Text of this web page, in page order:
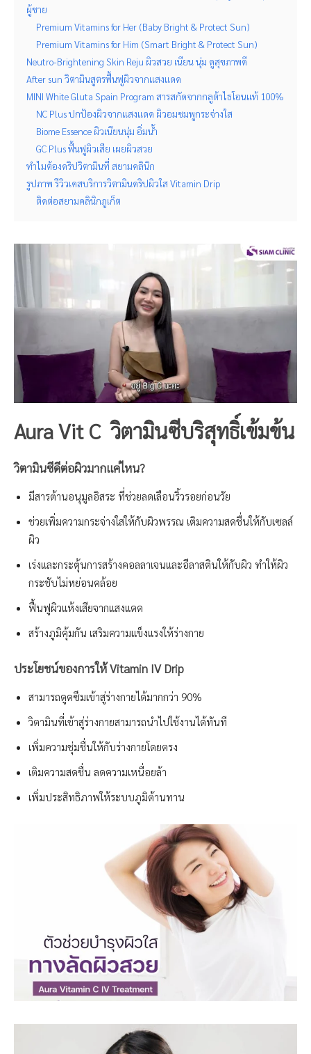
ผู้ชาย
Premium Vitamins for Her (Baby Bright & Protect Sun)
Premium Vitamins for Him (Smart Bright & Protect Sun)
Neutro-Brightening Skin Reju ผิวสวย เนียน นุ่ม ดูสุขภาพดี
After sun วิตามินสูตรฟื้นฟูผิวจากแสงแดด
MINI White Gluta Spain Program สารสกัดจากกลูต้าไธโอนแท้ 100%
NC Plus ปกป้องผิวจากแสงแดด ผิวอมชมพูกระจ่างใส
Biome Essence ผิวเนียนนุ่ม อิ่มน้ำ
GC Plus ฟื้นฟูผิวเสีย เผยผิวสวย
ทำไมต้องดริปวิตามินที่ สยามคลินิก
รูปภาพ รีวิวเคสบริการวิตามินดริปผิวใส Vitamin Drip
ติดต่อสยามคลินิกภูเก็ต
Aura Vit C วิตามินซีบริสุทธิ์เข้มข้น
วิตามินซีดีต่อผิวมากแค่ไหน?
มีสารต้านอนุมูลอิสระ ที่ช่วยลดเลือนริ้วรอยก่อนวัย
ช่วยเพิ่มความกระจ่างใสให้กับผิวพรรณ เติมความสดชื่นให้กับเซลล์
ผิว
เร่งและกระตุ้นการสร้างคอลลาเจนและอีลาสตินให้กับผิว ทำให้ผิว
กระชับไม่หย่อนคล้อย
ฟื้นฟูผิวแห้งเสียจากแสงแดด
สร้างภูมิคุ้มกัน เสริมความแข็งแรงให้ร่างกาย
ประโยชน์ของการให้ Vitamin IV Drip
สามารถดูดซึมเข้าสู่ร่างกายได้มากกว่า 90%
วิตามินที่เข้าสู่ร่างกายสามารถนำไปใช้งานได้ทันที
เพิ่มความชุ่มชื่นให้กับร่างกายโดยตรง
เติมความสดชื่น ลดความเหนื่อยล้า
เพิ่มประสิทธิภาพให้ระบบภูมิต้านทาน